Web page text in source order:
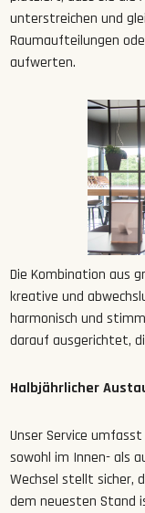
unterstreichen und
Raumaufteilungen
aufwerten.
Die Kombination aus
kreative und
harmonisch und
darauf ausgerichtet,
Halbjährlicher
Unser Service
sowohl im Innen- als
Wechsel stellt sicher,
dem neuesten Stand